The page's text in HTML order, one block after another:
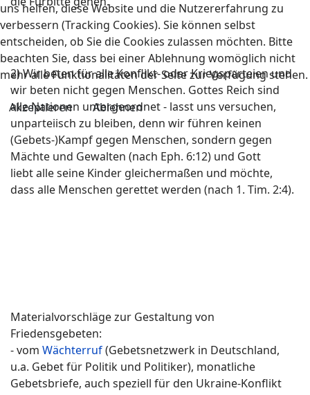
2) Wir beten für alle Konflikt- oder Kriegsparteien und
wir beten nicht gegen Menschen. Gottes Reich sind
alle Nationen untergeordnet - lasst uns versuchen,
unparteiisch zu bleiben, denn wir führen keinen
(Gebets-)Kampf gegen Menschen, sondern gegen
Mächte und Gewalten (nach Eph. 6:12) und Gott
liebt alle seine Kinder gleichermaßen und möchte,
dass alle Menschen gerettet werden (nach 1. Tim. 2:4).
Materialvorschläge zur Gestaltung von
Friedensgebeten:
- vom Wächterruf(Gebetsnetzwerk in Deutschland,
u.a. Gebet für Politik und Politiker), monatliche
Gebetsbriefe, auch speziell für den Ukraine-Konflikt
uns helfen, diese Website und die Nutzererfahrung zu
verbessern (Tracking Cookies). Sie können selbst
entscheiden, ob Sie die Cookies zulassen möchten. Bitte
beachten Sie, dass bei einer Ablehnung womöglich nicht
mehr alle Funktionalitäten der Seite zur Verfügung stehen.
Akzeptieren Ablehnen